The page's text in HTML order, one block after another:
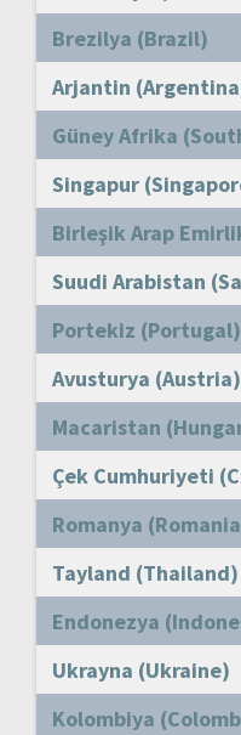
Brezilya (Brazil)
Arjantin
Güney Afrika
Singapur
Birleşik Arap
Suudi Arabistan
Portekiz (Portugal)
Avusturya (Austria)
Macaristan
Çek Cumhuriyeti
Romanya
Tayland (Thailand)
Endonezya
Ukrayna (Ukraine)
Kolombiya